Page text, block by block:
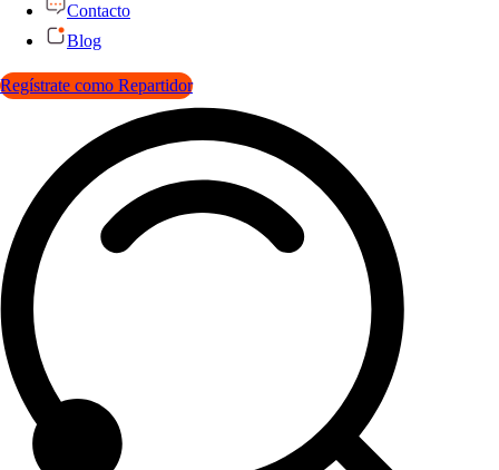
Contacto
Blog
Regístrate como Repartidor